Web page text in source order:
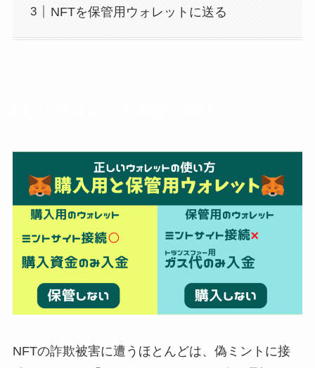
NFTを保管用ウォレットに送る
NFTの詐欺被害に遭うほとんどは、偽ミントに接